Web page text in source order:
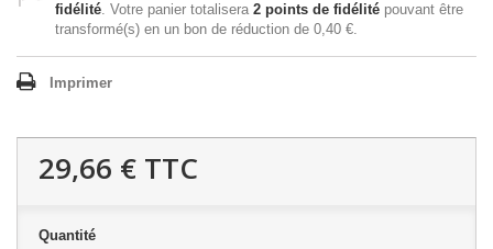
fidélité. Votre panier totalisera 2 points de fidélité pouvant être
transformé(s) en un bon de réduction de 0,40 €.
Imprimer
29,66 € TTC
Quantité